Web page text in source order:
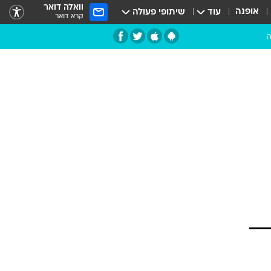
אופנה עוד שיתופי פעולה וואלה דואר
קרא דואר